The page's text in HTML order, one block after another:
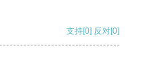
支持[0] 反对[0]